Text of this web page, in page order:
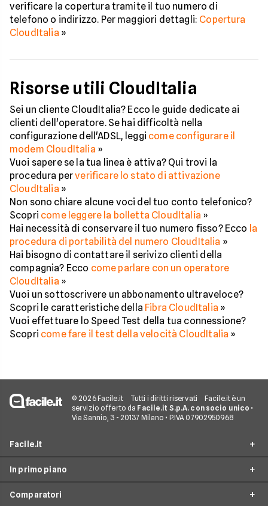
verificare la copertura tramite il tuo numero di
telefono o indirizzo. Per maggiori dettagli: Copertura
CloudItalia »
Risorse utili CloudItalia
Sei un cliente CloudItalia? Ecco le guide dedicate ai
clienti dell'operatore. Se hai difficoltà nella
configurazione dell'ADSL, leggi come configurare il
modem CloudItalia »
Vuoi sapere se la tua linea è attiva? Qui trovi la
procedura perverificare lo stato di attivazione
CloudItalia »
Non sono chiare alcune voci del tuo conto telefonico?
Scopri come leggere la bolletta CloudItalia »
Hai necessità di conservare il tuo numero fisso? Ecco la
procedura di portabilità del numero CloudItalia »
Hai bisogno di contattare il serivizo clienti della
compagnia? Ecco come parlare con un operatore
CloudItalia »
Vuoi un sottoscrivere un abbonamento ultraveloce?
Scopri le caratteristiche della Fibra CloudItalia »
Vuoi effettuare lo Speed Test della tua connessione?
Scopri come fare il test della velocità CloudItalia »
© 2026 Facile.it Tutti i diritti riservati
Facile.it è un
servizio offerto da Facile.it S.p.A. con socio unico •
Via Sannio, 3 - 20137 Milano • P.IVA 07902950968
Facile.it
Assicurazioni
Prestiti
In primo piano
Offerte Fibra
Comparatori